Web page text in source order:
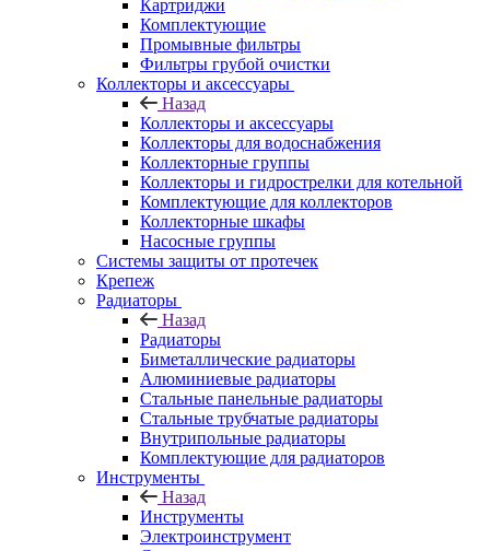
Картриджи
Комплектующие
Промывные фильтры
Фильтры грубой очистки
Коллекторы и аксессуары
Назад
Коллекторы и аксессуары
Коллекторы для водоснабжения
Коллекторные группы
Коллекторы и гидрострелки для котельной
Комплектующие для коллекторов
Коллекторные шкафы
Насосные группы
Системы защиты от протечек
Крепеж
Радиаторы
Назад
Радиаторы
Биметаллические радиаторы
Алюминиевые радиаторы
Стальные панельные радиаторы
Стальные трубчатые радиаторы
Внутрипольные радиаторы
Комплектующие для радиаторов
Инструменты
Назад
Инструменты
Электроинструмент